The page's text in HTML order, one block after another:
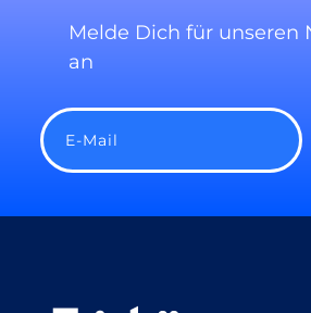
Melde Dich für unseren
an
E-Mail